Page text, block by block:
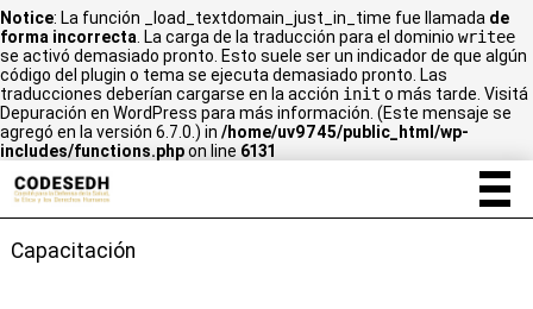
Notice: La función _load_textdomain_just_in_time fue llamada de
forma incorrecta . La carga de la traducción para el dominio writee
se activó demasiado pronto. Esto suele ser un indicador de que algún
código del plugin o tema se ejecuta demasiado pronto. Las
traducciones deberían cargarse en la acción init o más tarde. Visitá
Depuración en WordPress para más información. (Este mensaje se
agregó en la versión 6.7.0.) in /home/uv9745/public_html/wp-
includes/functions.phpon line 6131
Capacitación